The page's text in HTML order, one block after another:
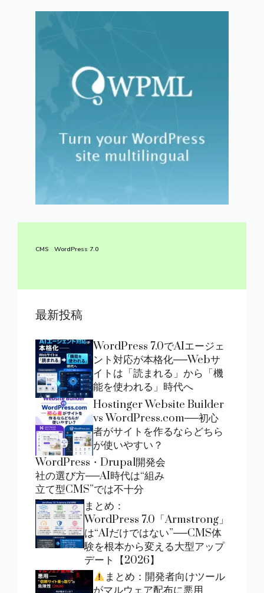
CMS WordPress 7.0
最新投稿
WordPress 7.0でAIエージェ
ント対応が本格化──Webサ
イトは「読まれる」から「機
能を使われる」時代へ
Hostinger Website Builder
vs WordPress.com──初心
者がサイトを作るならどちら
が使いやすい？
WordPress・Drupal開発会
社の選び方──AI時代は“組み
立て型CMS”では不十分
まとめ：
WordPress 7.0「Armstrong」
は“AIだけではない”──CMS体
験を根本から変える大型アップ
デート【2026】
まとめ：開発者向けツール